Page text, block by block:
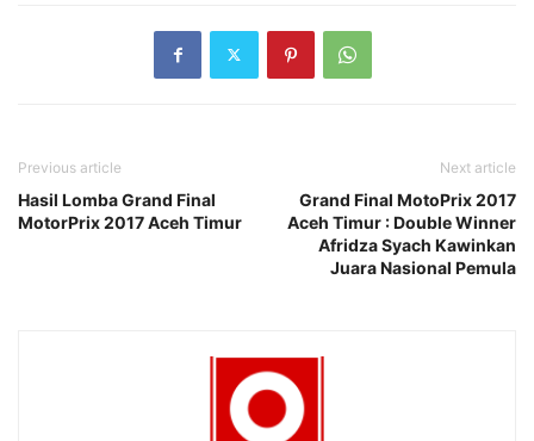
Previous article
Hasil Lomba Grand Final
MotorPrix 2017 Aceh Timur
Next article
Grand Final MotoPrix 2017
Aceh Timur : Double Winner
Afridza Syach Kawinkan
Juara Nasional Pemula